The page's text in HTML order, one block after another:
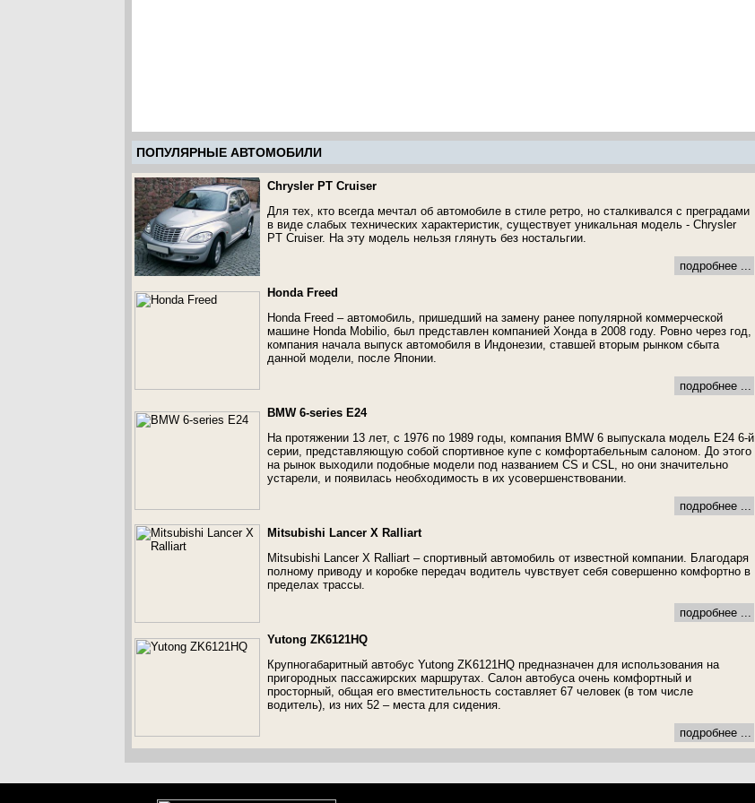
ПОПУЛЯРНЫЕ АВТОМОБИЛИ
Chrysler PT Cruiser
Для тех, кто всегда мечтал об автомобиле в стиле ретро, но сталкивался с преградами
в виде слабых технических характеристик, существует уникальная модель - Chrysler
PT Cruiser. На эту модель нельзя глянуть без ностальгии.
подробнее ...
Honda Freed
Honda Freed – автомобиль, пришедший на замену ранее популярной коммерческой
машине Honda Mobilio, был представлен компанией Хонда в 2008 году. Ровно через год,
компания начала выпуск автомобиля в Индонезии, ставшей вторым рынком сбыта
данной модели, после Японии.
подробнее ...
BMW 6-series E24
На протяжении 13 лет, с 1976 по 1989 годы, компания BMW 6 выпускала модель E24 6-й
серии, представляющую собой спортивное купе с комфортабельным салоном. До этого
на рынок выходили подобные модели под названием CS и CSL, но они значительно
устарели, и появилась необходимость в их усовершенствовании.
подробнее ...
Mitsubishi Lancer X Ralliart
Mitsubishi Lancer X Ralliart – спортивный автомобиль от известной компании. Благодаря
полному приводу и коробке передач водитель чувствует себя совершенно комфортно в
пределах трассы.
подробнее ...
Yutong ZK6121HQ
Крупногабаритный автобус Yutong ZK6121HQ предназначен для использования на
пригородных пассажирских маршрутах. Салон автобуса очень комфортный и
просторный, общая его вместительность составляет 67 человек (в том числе
водитель), из них 52 – места для сидения.
подробнее ...